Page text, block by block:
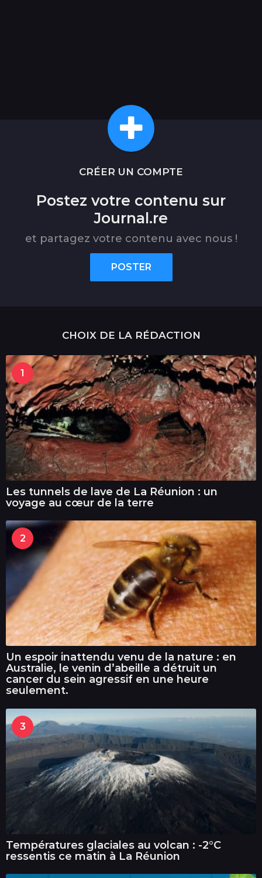
CRÉER UN COMPTE
Postez votre contenu sur
Journal.re
et partagez votre contenu avec nous !
POSTER
CHOIX DE LA RÉDACTION
1
Les tunnels de lave de La Réunion : un
voyage au cœur de la terre
2
Un espoir inattendu venu de la nature : en
Australie, le venin d’abeille a détruit un
cancer du sein agressif en une heure
seulement.
3
Températures glaciales au volcan : -2°C
ressentis ce matin à La Réunion